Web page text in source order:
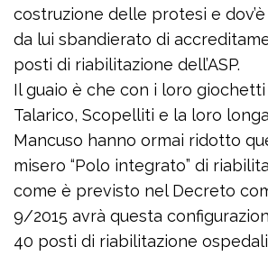
costruzione delle protesi e
da lui sbandierato di
posti di riabilitazione dell’ASP.
Il guaio è che con i loro
Talarico, Scopelliti e la loro
Mancuso hanno ormai ridotto
misero “Polo integrato” di
come è previsto nel Decreto
9/2015 avrà questa
40 posti di riabilitazione